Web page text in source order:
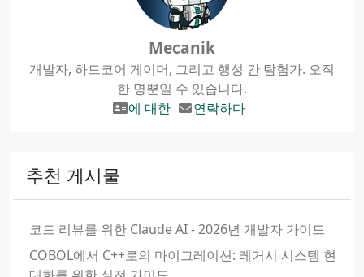
Mecanik
개발자, 하드코어 게이머, 그리고 행성 간 탐험가. 오직
한 명뿐일 수 있습니다.
에 대한
연락하다
추천 게시물
코드 리뷰를 위한 Claude AI - 2026년 개발자 가이드
COBOL에서 C++로의 마이그레이션: 레거시 시스템 현